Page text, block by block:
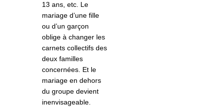
13 ans, etc. Le
mariage d’une fille
ou d’un garçon
oblige à changer les
carnets collectifs des
deux familles
concernées. Et le
mariage en dehors
du groupe devient
inenvisageable.